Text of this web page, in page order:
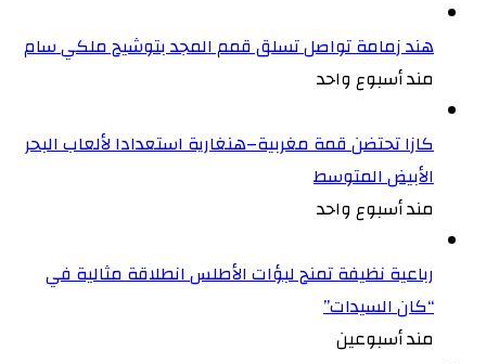
هند زمامة تواصل تسلق قمم المجد بتوشيح ملكي سام
مند أسبوع واحد
كازا تحتضن قمة مغربية–هنغارية استعدادا لألعاب البحر
الأبيض المتوسط
مند أسبوع واحد
رباعية نظيفة تمنح لبؤات الأطلس انطلاقة مثالية في
“كان السيدات”
مند أسبوعين